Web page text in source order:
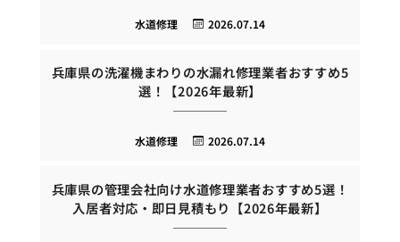
2026.07.14
水道修理
兵庫県の洗濯機まわりの水漏れ修理業者おすすめ5
選！【2026年最新】
2026.07.14
水道修理
兵庫県の管理会社向け水道修理業者おすすめ5選！
入居者対応・即日見積もり【2026年最新】